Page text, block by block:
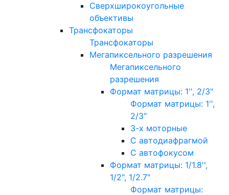
Сверхширокоугольные
объективы
Трансфокаторы
Трансфокаторы
Мегапиксельного разрешения
Мегапиксельного
разрешения
Формат матрицы: 1'', 2/3"
Формат матрицы: 1'',
2/3"
3-х моторные
С автодиафрагмой
С автофокусом
Формат матрицы: 1/1.8'',
1/2", 1/2.7"
Формат матрицы: